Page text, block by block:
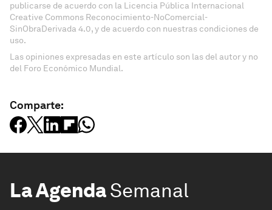
publicarse de acuerdo con la Licencia Pública Internacional
Creative Commons Reconocimiento-NoComercial-
SinObraDerivada 4.0, y de acuerdo con nuestras condiciones de
uso.
Las opiniones expresadas en este artículo son las del autor y no
del Foro Económico Mundial.
Comparte:
La AgendaSemanal